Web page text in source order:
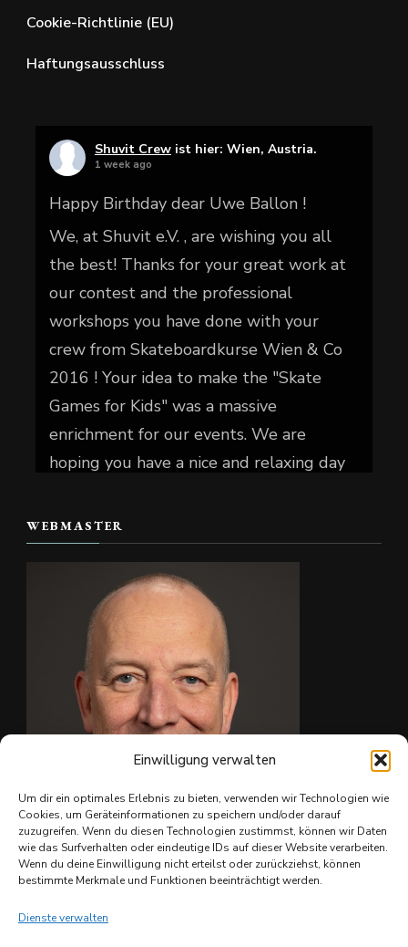
Einwilligung verwalten
Um dir ein optimales Erlebnis zu bieten, verwenden wir Technologien wie
Cookies, um Geräteinformationen zu speichern und/oder darauf
zuzugreifen. Wenn du diesen Technologien zustimmst, können wir Daten
wie das Surfverhalten oder eindeutige IDs auf dieser Website verarbeiten.
Wenn du deine Einwilligung nicht erteilst oder zurückziehst, können
bestimmte Merkmale und Funktionen beeinträchtigt werden.
Dienste verwalten
Cookie-Richtlinie (EU)
Haftungsausschluss
Shuvit Crew ist hier: Wien, Austria.
1 week ago
Happy Birthday dear Uwe Ballon !
We, at Shuvit e.V. , are wishing you all
the best! Thanks for your great work at
our contest and the professional
workshops you have done with your
crew from Skateboardkurse Wien & Co
2016 ! Your idea to make the "Skate
Games for Kids" was a massive
enrichment for our events. We are
hoping you have a nice and relaxing day
📷 Christian Reiter
#skate4fun # ...
Foto
Auf Facebook anzeigen Teilen
WEBMASTER
Ing. Christian Reiter